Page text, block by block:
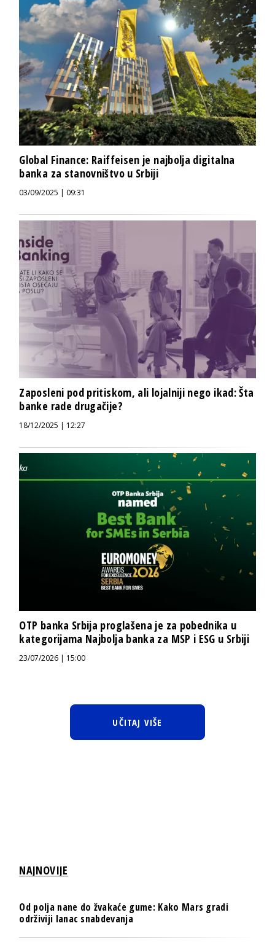
Global Finance: Raiffeisen je najbolja digitalna
banka za stanovništvo u Srbiji
03/09/2025 | 09:31
Zaposleni pod pritiskom, ali lojalniji nego ikad: Šta
banke rade drugačije?
18/12/2025 | 12:27
OTP banka Srbija proglašena je za pobednika u
kategorijama Najbolja banka za MSP i ESG u Srbiji
23/07/2026 | 15:00
UČITAJ VIŠE
NAJNOVIJE
Od polja nane do žvakaće gume: Kako Mars gradi
održiviji lanac snabdevanja